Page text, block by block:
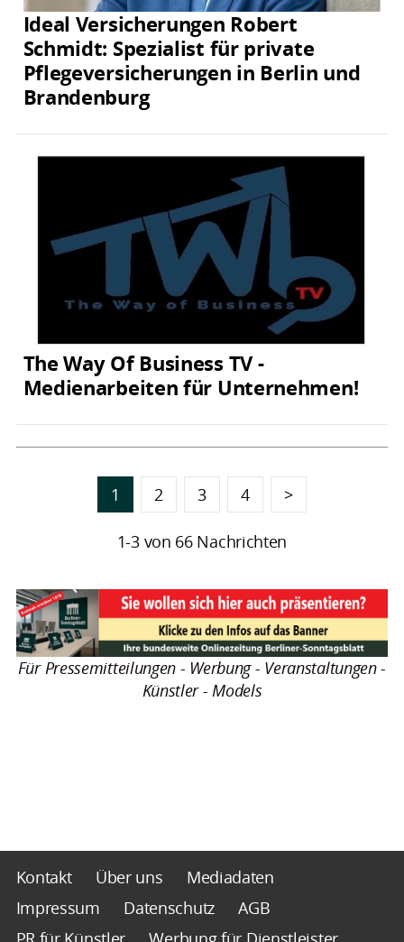
Ideal Versicherungen Robert
Schmidt: Spezialist für private
Pflegeversicherungen in Berlin und
Brandenburg
The Way Of Business TV -
Medienarbeiten für Unternehmen!
1 2 3 4 >
1-3 von 66 Nachrichten
Für Pressemitteilungen - Werbung - Veranstaltungen -
Künstler - Models
Kontakt Über uns
Mediadaten
Impressum
Datenschutz
AGB